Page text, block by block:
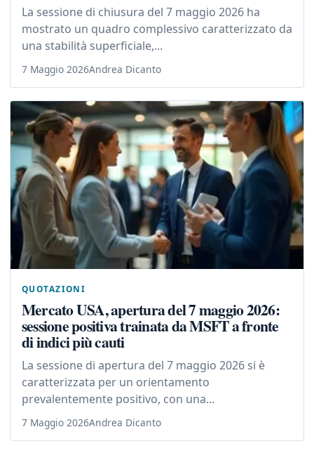
La sessione di chiusura del 7 maggio 2026 ha
mostrato un quadro complessivo caratterizzato da
una stabilità superficiale,...
7 Maggio 2026Andrea Dicanto
QUOTAZIONI
Mercato USA, apertura del 7 maggio 2026:
sessione positiva trainata da MSFT a fronte
di indici più cauti
La sessione di apertura del 7 maggio 2026 si è
caratterizzata per un orientamento
prevalentemente positivo, con una...
7 Maggio 2026Andrea Dicanto